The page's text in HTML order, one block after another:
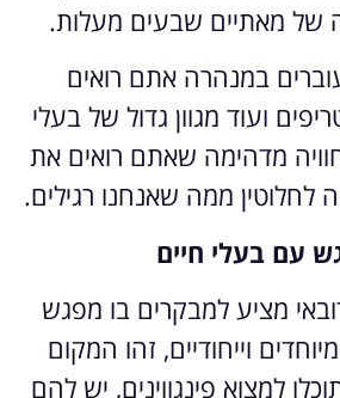
של מאתיים שבעים מעלות.
במנהרה אתם רואים
ועוד מגוון גדול של בעלי
חוויה מדהימה שאתם רואים את
לחלוטין ממה שאנחנו רגילים.
עם בעלי חיים
מציע למבקרים בו מפגש
וייחודיים, זהו המקום
למצוא פינגווינים, יש להם